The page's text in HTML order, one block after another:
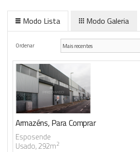
Anunciar Agora
Modo Lista Modo Galeria
Ordenar
Armazéns, Para Comprar
Esposende
Usado, 292m2